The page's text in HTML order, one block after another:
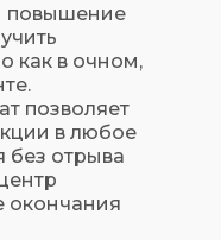
повышение
как в очном,
позволяет
в любое
без отрыва
окончания